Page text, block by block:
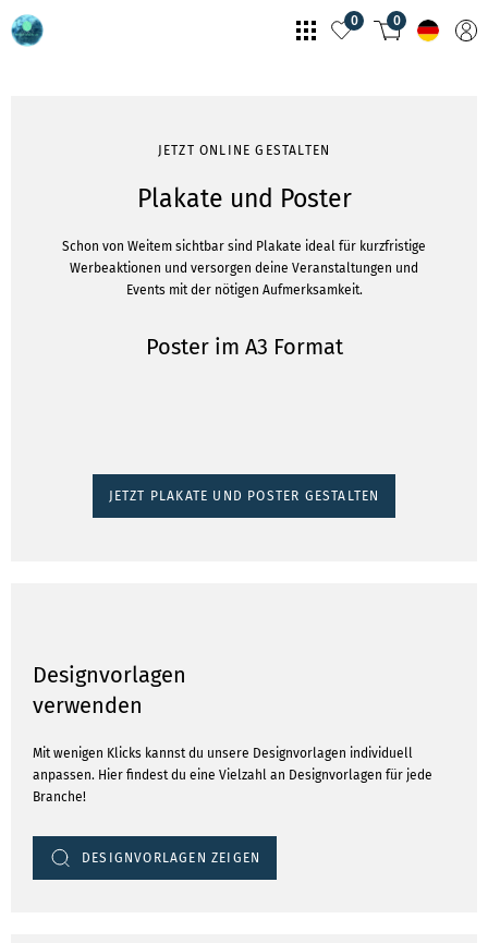
0 0
JETZT ONLINE GESTALTEN
Plakate und Poster
Schon von Weitem sichtbar sind Plakate ideal für kurzfristige
Werbeaktionen und versorgen deine Veranstaltungen und
Events mit der nötigen Aufmerksamkeit.
Poster im A3 Format
JETZT PLAKATE UND POSTER GESTALTEN
Designvorlagen
verwenden
Mit wenigen Klicks kannst du unsere Designvorlagen individuell
anpassen. Hier findest du eine Vielzahl an Designvorlagen für jede
Branche!
DESIGNVORLAGEN ZEIGEN